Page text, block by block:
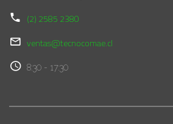
(2) 2585 2380
ventas@tecnocomae.cl
8:30 - 17:30